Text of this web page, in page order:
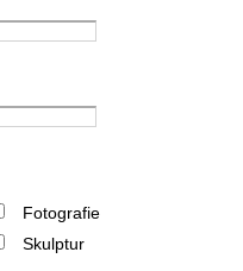
Fotografie
Skulptur